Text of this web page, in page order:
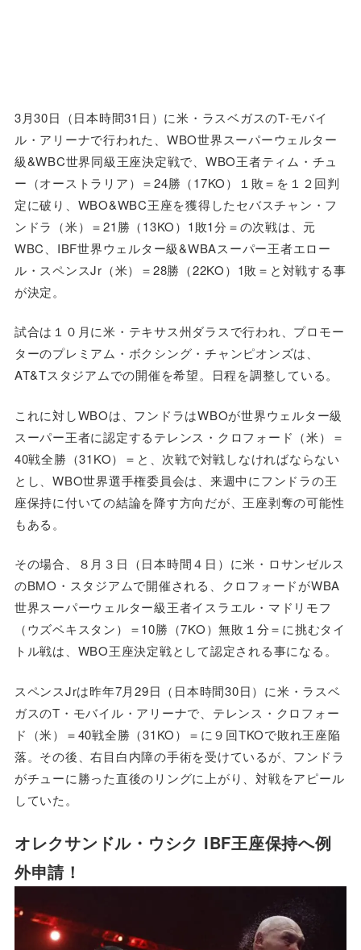
3月30日（日本時間31日）に米・ラスベガスのT-モバイ
ル・アリーナで行われた、WBO世界スーパーウェルター
級&WBC世界同級王座決定戦で、WBO王者ティム・チュ
ー（オーストラリア）＝24勝（17KO）１敗＝を１２回判
定に破り、WBO&WBC王座を獲得したセバスチャン・フ
ンドラ（米）＝21勝（13KO）1敗1分＝の次戦は、元
WBC、IBF世界ウェルター級&WBAスーパー王者エロー
ル・スペンスJr（米）＝28勝（22KO）1敗＝と対戦する事
が決定。
試合は１０月に米・テキサス州ダラスで行われ、プロモー
ターのプレミアム・ボクシング・チャンピオンズは、
AT&Tスタジアムでの開催を希望。日程を調整している。
これに対しWBOは、フンドラはWBOが世界ウェルター級
スーパー王者に認定するテレンス・クロフォード（米）＝
40戦全勝（31KO）＝と、次戦で対戦しなければならない
とし、WBO世界選手権委員会は、来週中にフンドラの王
座保持に付いての結論を降す方向だが、王座剥奪の可能性
もある。
その場合、８月３日（日本時間４日）に米・ロサンゼルス
のBMO・スタジアムで開催される、クロフォードがWBA
世界スーパーウェルター級王者イスラエル・マドリモフ
（ウズベキスタン）＝10勝（7KO）無敗１分＝に挑むタイ
トル戦は、WBO王座決定戦として認定される事になる。
スペンスJrは昨年7月29日（日本時間30日）に米・ラスベ
ガスのT・モバイル・アリーナで、テレンス・クロフォー
ド（米）＝40戦全勝（31KO）＝に９回TKOで敗れ王座陥
落。その後、右目白内障の手術を受けているが、フンドラ
がチューに勝った直後のリングに上がり、対戦をアピール
していた。
オレクサンドル・ウシク IBF王座保持へ例
外申請！